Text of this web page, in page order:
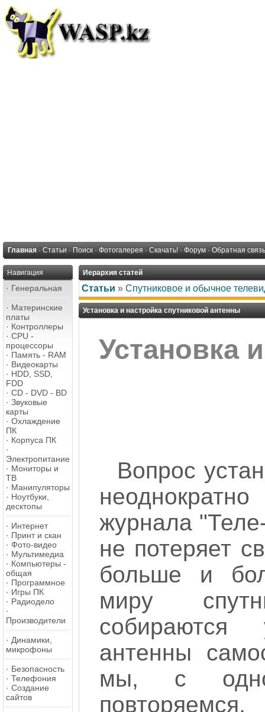
Главная · Статьи · Поиск · Фотогалерея · Скачать! · Форум · Обратная связь
Навигация
· Генеральная
· Материнские
платы
· Контроллеры
· CPU -
процессоры
· Память - RAM
· Видеокарты
· HDD, SSD,
FDD
· CD - DVD - BD
· Звуковые
карты
· Охлаждение
ПК
· Корпуса ПК
·
Электропитание
· Мониторы и
ТВ
· Манипуляторы
· Ноутбуки,
десктопы
· Интернет
· Принт и скан
· Фото-видео
· Мультимедиа
· Компьютеры -
общая
· Программное
· Игры ПК
· Радиодело
·
Производители
· Динамики,
микрофоны
· Безопасность
· Телефония
· Создание
сайтов
Иерархия статей
Статьи » Спутниковое и обычное
Установка и настройка спутниковой антенны
Установка
Вопрос
журнала
не потеряет
больше и
миру
собираются
антенны
мы, с